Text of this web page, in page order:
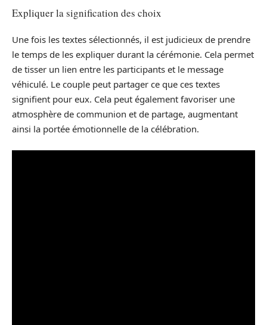
Expliquer la signification des choix
Une fois les textes sélectionnés, il est judicieux de prendre
le temps de les expliquer durant la cérémonie. Cela permet
de tisser un lien entre les participants et le message
véhiculé. Le couple peut partager ce que ces textes
signifient pour eux. Cela peut également favoriser une
atmosphère de communion et de partage, augmentant
ainsi la portée émotionnelle de la célébration.